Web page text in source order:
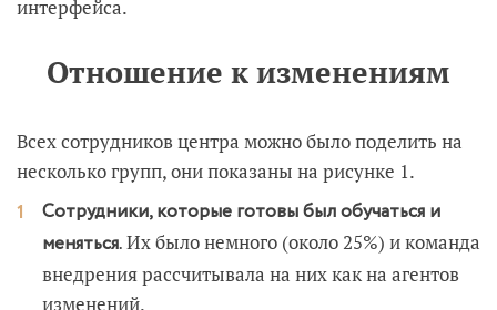
интерфейса.
Отношение к изменениям
Всех сотрудников центра можно было поделить на
несколько групп, они показаны на рисунке 1.
Сотрудники, которые готовы был обучаться и
меняться.Их было немного (около 25%) и команда
внедрения рассчитывала на них как на агентов
изменений.